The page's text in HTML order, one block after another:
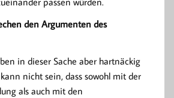
den Argumenten des
in dieser Sache aber hartnäckig
nicht sein, dass sowohl mit der
als auch mit den